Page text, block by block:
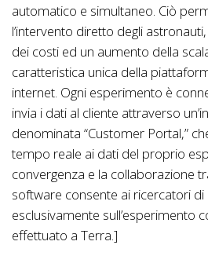
automatico e simultaneo. Ciò
l’intervento diretto degli
dei costi ed un aumento della
caratteristica unica della
internet. Ogni esperimento è
invia i dati al cliente attraverso
denominata “Customer Portal,”
tempo reale ai dati del proprio
convergenza e la collaborazione
software consente ai ricercatori
esclusivamente sull’esperimento
effettuato a Terra.]